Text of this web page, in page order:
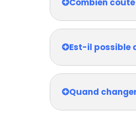
Est-il possible
Quand